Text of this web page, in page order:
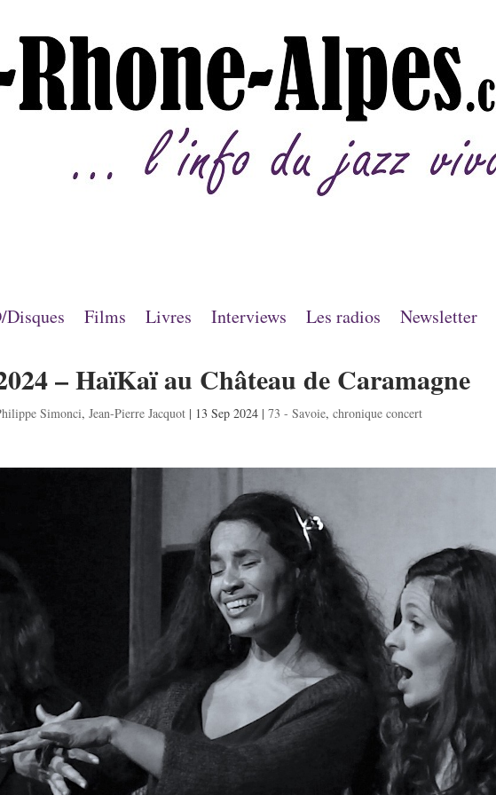
Disques Films Livres Interviews Les radios Newsletter
– HaïKaï au Château de Caramagne
Simonci, Jean-Pierre Jacquot | 13 Sep 2024 | 73 - Savoie, chronique concert